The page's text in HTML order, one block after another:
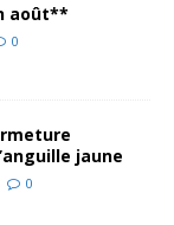
août**
0
jaune
0